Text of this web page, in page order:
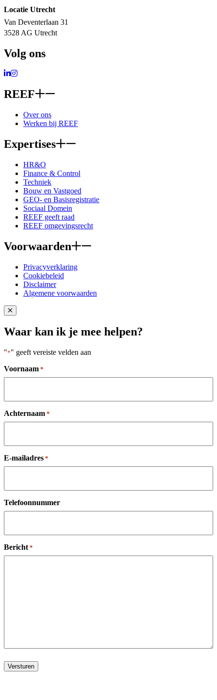
Locatie Utrecht
Van Deventerlaan 31
3528 AG Utrecht
Volg ons
Ga naar LinkedIn
Ga naar Instagram
REEF
Over ons
Werken bij REEF
Expertises
HR&O
Finance & Control
Techniek
Bouw en Vastgoed
GEO- en Basisregistratie
Sociaal Domein
REEF geeft raad
REEF omgevingsrecht
Voorwaarden
Privacyverklaring
Cookiebeleid
Disclaimer
Algemene voorwaarden
Close popup
Waar kan ik je mee helpen?
"*" geeft vereiste velden aan
Voornaam *
Achternaam *
E-mailadres *
Telefoonnummer
Bericht *
Versturen